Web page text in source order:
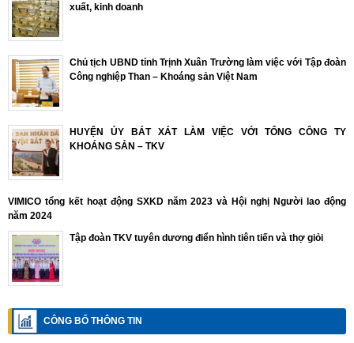
xuất, kinh doanh
Chủ tịch UBND tỉnh Trịnh Xuân Trường làm việc với Tập đoàn
Công nghiệp Than – Khoáng sản Việt Nam
HUYỆN ỦY BÁT XÁT LÀM VIỆC VỚI TỔNG CÔNG TY
KHOÁNG SẢN – TKV
VIMICO tổng kết hoạt động SXKD năm 2023 và Hội nghị Người lao động
năm 2024
Tập đoàn TKV tuyên dương điển hình tiên tiến và thợ giỏi
CÔNG BỐ THÔNG TIN